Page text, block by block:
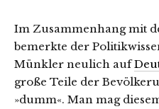
Im Zusammenhang mit
bemerkte der
Münkler neulich auf
große Teile der
»dumm«. Man mag